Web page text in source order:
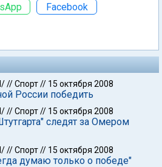
Facebook
//Спорт// 15 октября 2008
России победить
//Спорт// 15 октября 2008
следят за Омером
//Спорт// 15 октября 2008
думаю только о победе"